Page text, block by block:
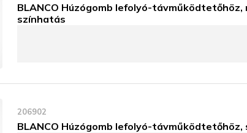
BLANCO Húzógomb lefolyó-
színhatás
206902
BLANCO Húzógomb lefolyó-